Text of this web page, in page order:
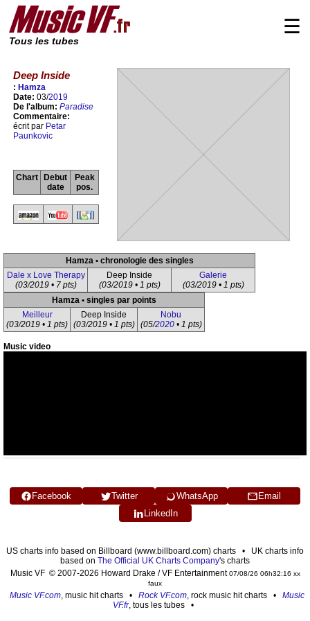
Tous les tubes
☰
Deep Inside
: Hamza
Date: 03/2019
De l'album: Paradise
Commentaire:
écrit par Petar
Paunkovic
Chart
Debut
date
Peak
pos.
Hamza • chronologie des singles
Dale x Love Therapy
(03/2019 • 7 pts)
Deep Inside
(03/2019 • 1 pts)
Galerie
(03/2019 • 1 pts)
Hamza • singles par points
Meilleur
(03/2019 • 1 pts)
Deep Inside
(03/2019 • 1 pts)
Nobu
(05/2020• 1 pts)
Music video
Facebook Twitter WhatsApp
Email
LinkedIn
US charts info based on Billboard (www.billboard.com) charts • UK charts info
based on The Official UK Charts Company's charts
Music VF © 2007-2026 Howard Drake / VF Entertainment07/08/26 06h32:16 xx
faux
Music VF.com, music hit charts • Rock VF.com, rock music hit charts • Music
VF.fr, tous les tubes •